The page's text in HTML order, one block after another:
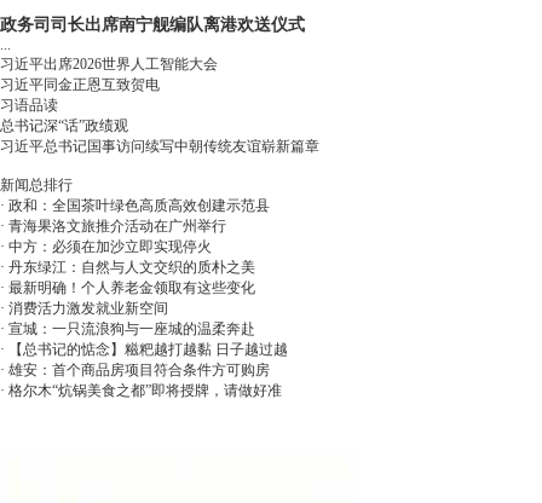
政务司司长出席南宁舰编队离港欢送仪式
...
习近平出席2026世界人工智能大会
习近平同金正恩互致贺电
习语品读
总书记深“话”政绩观
习近平总书记国事访问续写中朝传统友谊崭新篇章
新闻总排行
· 政和：全国茶叶绿色高质高效创建示范县
· 青海果洛文旅推介活动在广州举行
· 中方：必须在加沙立即实现停火
· 丹东绿江：自然与人文交织的质朴之美
· 最新明确！个人养老金领取有这些变化
· 消费活力激发就业新空间
· 宣城：一只流浪狗与一座城的温柔奔赴
·
【总书记的惦念】糍粑越打越黏 日子越过越
· 雄安：首个商品房项目符合条件方可购房
· 格尔木“炕锅美食之都”即将授牌，请做好准